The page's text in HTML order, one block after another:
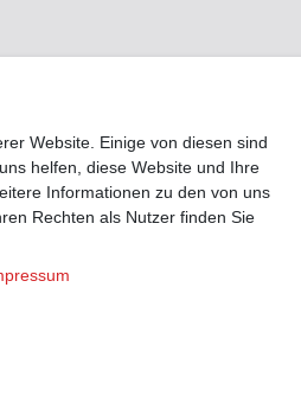
Website. Einige von diesen sind
helfen, diese Website und Ihre
Informationen zu den von uns
Rechten als Nutzer finden Sie